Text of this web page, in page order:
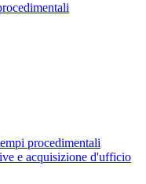
procedimentali
e acquisizione d'ufficio